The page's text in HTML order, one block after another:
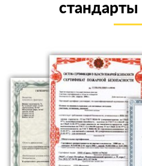
стандарты